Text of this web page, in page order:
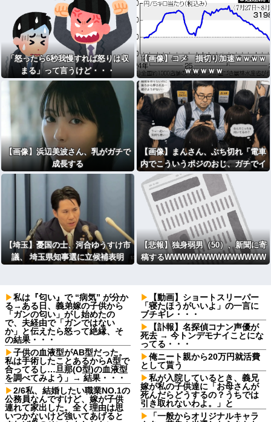
「怒ったら6秒我慢すれば怒りは収
まる」って言うけど・・・
【画像】コメ 損切り加速ｗｗｗｗ
ｗｗｗｗｗ
【画像】浜辺美波さん、乳がガチで
成長する
【画像】まんさん、ぶち切れ「電車
内でこういうポジのおじ、ガチでイ
ラネ」
【埼玉】憂国の士、河合ゆうすけ市
議、 埼玉県知事選に立候補表明
【悲報】独身弱男（50）、新聞に寄
稿するWWWWWWWWWWWWWW
WWWWWW
私は『匂い』で “病気” が分か
る→ある日、義弟嫁の子供から
「ガンの匂い」がし始めたの
で、夫経由で「ガンではない
か」と伝えたら怒って絶縁、そ
の結果・・・
子供の血液型がAB型だった。
私は手術したことあるからA型で
合ってるし…旦那(O型)の血液型
を調べてみよう」→ 結果・・・
2/6私、結婚したい職業NO.1の
公務員なんですけど、嫁が子供
連れて家出した。全く理由は思
いつかないけど強いてあげると
【動画】ショートスリーパー
「寝たほうがいいよ」の一言に
ブチギレ・・・
【訃報】名探偵コナン声優が
死去 → 今トンデモナイことにな
ってる・・・
俺ニート親から20万円就活費
として貰う
私が入院しているとき、義兄
嫁が私の子供達に「お母さんが
死んだらどうするの？うちでは
引き取れないわよ。」と
「一般からオリジナルキャラ